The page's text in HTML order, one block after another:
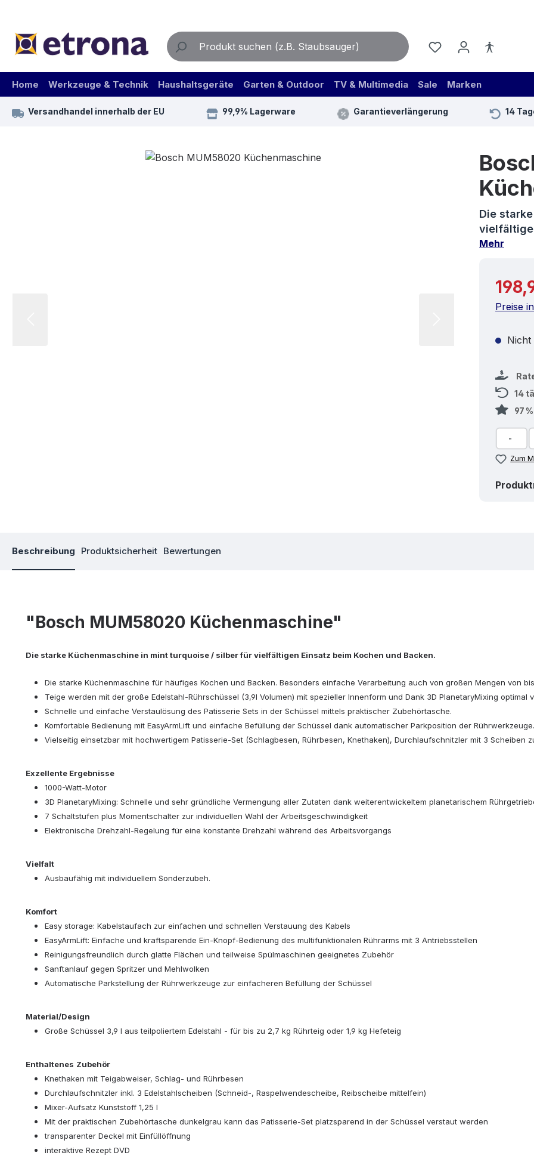
Home Werkzeuge & Technik Haushaltsgeräte Garten & Outdoor TV & Multimedia Sale Marken
Versandhandel innerhalb der EU 99,9% Lagerware Garantieverlängerung 14
Die
Mehr
Preise
14
97
Zum
Beschreibung Produktsicherheit Bewertungen
"Bosch MUM58020 Küchenmaschine"
Die starke Küchenmaschine in mint turquoise / silber für vielfältigen Einsatz beim Kochen und Backen.
Die starke Küchenmaschine für häufiges Kochen und Backen. Besonders einfache Verarbeitung auch von großen Mengen von
Teige werden mit der große Edelstahl-Rührschüssel (3,9l Volumen) mit spezieller Innenform und Dank 3D PlanetaryMixing
Schnelle und einfache Verstaulösung des Patisserie Sets in der Schüssel mittels praktischer Zubehörtasche.
Komfortable Bedienung mit EasyArmLift und einfache Befüllung der Schüssel dank automatischer Parkposition der Rührwerkzeuge.
Vielseitig einsetzbar mit hochwertigem Patisserie-Set (Schlagbesen, Rührbesen, Knethaken), Durchlaufschnitzler mit 3 Scheiben
Exzellente Ergebnisse
1000-Watt-Motor
3D PlanetaryMixing: Schnelle und sehr gründliche Vermengung aller Zutaten dank weiterentwickeltem planetarischem
7 Schaltstufen plus Momentschalter zur individuellen Wahl der Arbeitsgeschwindigkeit
Elektronische Drehzahl-Regelung für eine konstante Drehzahl während des Arbeitsvorgangs
Vielfalt
Ausbaufähig mit individuellem Sonderzubeh.
Komfort
Easy storage: Kabelstaufach zur einfachen und schnellen Verstauung des Kabels
EasyArmLift: Einfache und kraftsparende Ein-Knopf-Bedienung des multifunktionalen Rührarms mit 3 Antriebsstellen
Reinigungsfreundlich durch glatte Flächen und teilweise Spülmaschinen geeignetes Zubehör
Sanftanlauf gegen Spritzer und Mehlwolken
Automatische Parkstellung der Rührwerkzeuge zur einfacheren Befüllung der Schüssel
Material/Design
Große Schüssel 3,9 l aus teilpoliertem Edelstahl - für bis zu 2,7 kg Rührteig oder 1,9 kg Hefeteig
Enthaltenes Zubehör
Knethaken mit Teigabweiser, Schlag- und Rührbesen
Durchlaufschnitzler inkl. 3 Edelstahlscheiben (Schneid-, Raspelwendescheibe, Reibscheibe mittelfein)
Mixer-Aufsatz Kunststoff 1,25 l
Mit der praktischen Zubehörtasche dunkelgrau kann das Patisserie-Set platzsparend in der Schüssel verstaut werden
transparenter Deckel mit Einfüllöffnung
interaktive Rezept DVD